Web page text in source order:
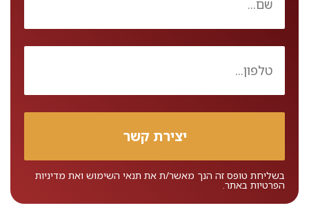
בשליחת טופס זה הנך מאשר/ת את תנאי השימוש ואת מדיניות
הפרטיות באתר.